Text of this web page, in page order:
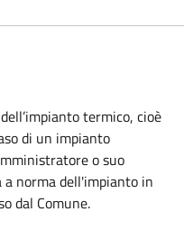
termico, cioè
di un impianto
o suo
a norma dell'impianto in
dal Comune.